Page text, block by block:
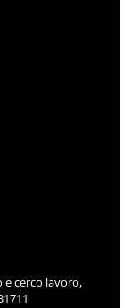
e cerco lavoro,